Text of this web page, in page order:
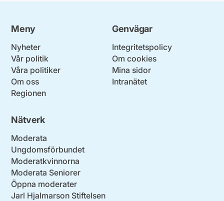
Meny
Nyheter
Vår politik
Våra politiker
Om oss
Regionen
Genvägar
Integritetspolicy
Om cookies
Mina sidor
Intranätet
Nätverk
Moderata
Ungdomsförbundet
Moderatkvinnorna
Moderata Seniorer
Öppna moderater
Jarl Hjalmarson Stiftelsen